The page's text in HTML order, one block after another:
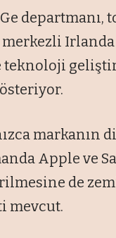
departmanı,
markanın
Apple ve
de
mevcut.